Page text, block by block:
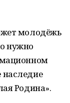
молодёжь
нужно
наследие
Родина».